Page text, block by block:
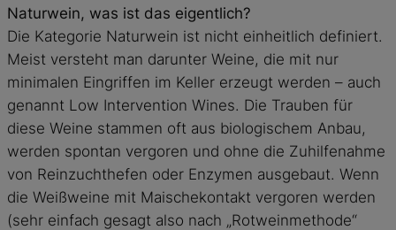
Naturwein, was ist das eigentlich?
Die Kategorie Naturwein ist nicht einheitlich definiert.
Meist versteht man darunter Weine, die mit nur
minimalen Eingriffen im Keller erzeugt werden – auch
genannt Low Intervention Wines. Die Trauben für
diese Weine stammen oft aus biologischem Anbau,
werden spontan vergoren und ohne die Zuhilfenahme
von Reinzuchthefen oder Enzymen ausgebaut. Wenn
die Weißweine mit Maischekontakt vergoren werden
(sehr einfach gesagt also nach „Rotweinmethode“